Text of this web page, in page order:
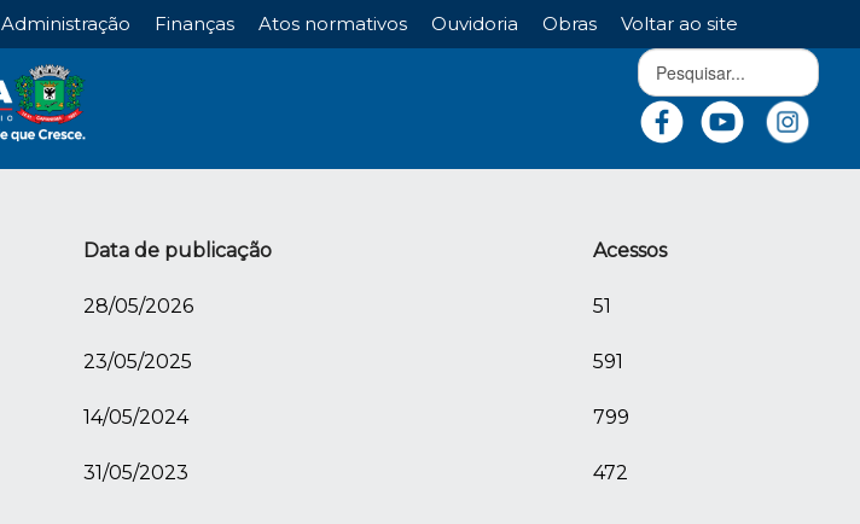
Administração Finanças Atos normativos Ouvidoria Obras Voltar ao site
Data de publicação Acessos
28/05/2026 51
23/05/2025 591
14/05/2024 799
31/05/2023 472